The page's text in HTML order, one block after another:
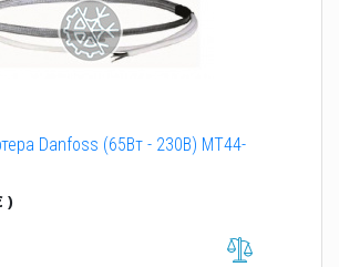
Danfoss (65Вт - 230В) MT44-
)